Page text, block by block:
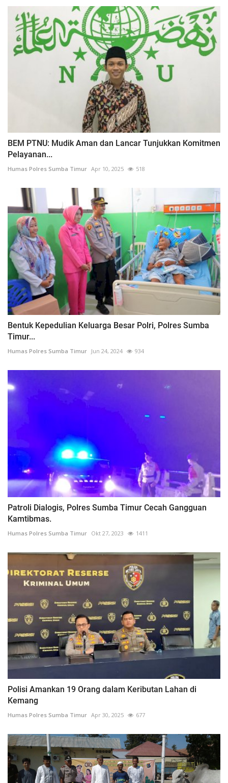
BEM PTNU: Mudik Aman dan Lancar Tunjukkan Komitmen
Pelayanan...
Humas Polres Sumba Timur Apr 10, 2025 518
Bentuk Kepedulian Keluarga Besar Polri, Polres Sumba
Timur...
Humas Polres Sumba Timur Jun 24, 2024 934
Patroli Dialogis, Polres Sumba Timur Cecah Gangguan
Kamtibmas.
Humas Polres Sumba Timur Okt 27, 2023 1411
Polisi Amankan 19 Orang dalam Keributan Lahan di
Kemang
Humas Polres Sumba Timur Apr 30, 2025 677